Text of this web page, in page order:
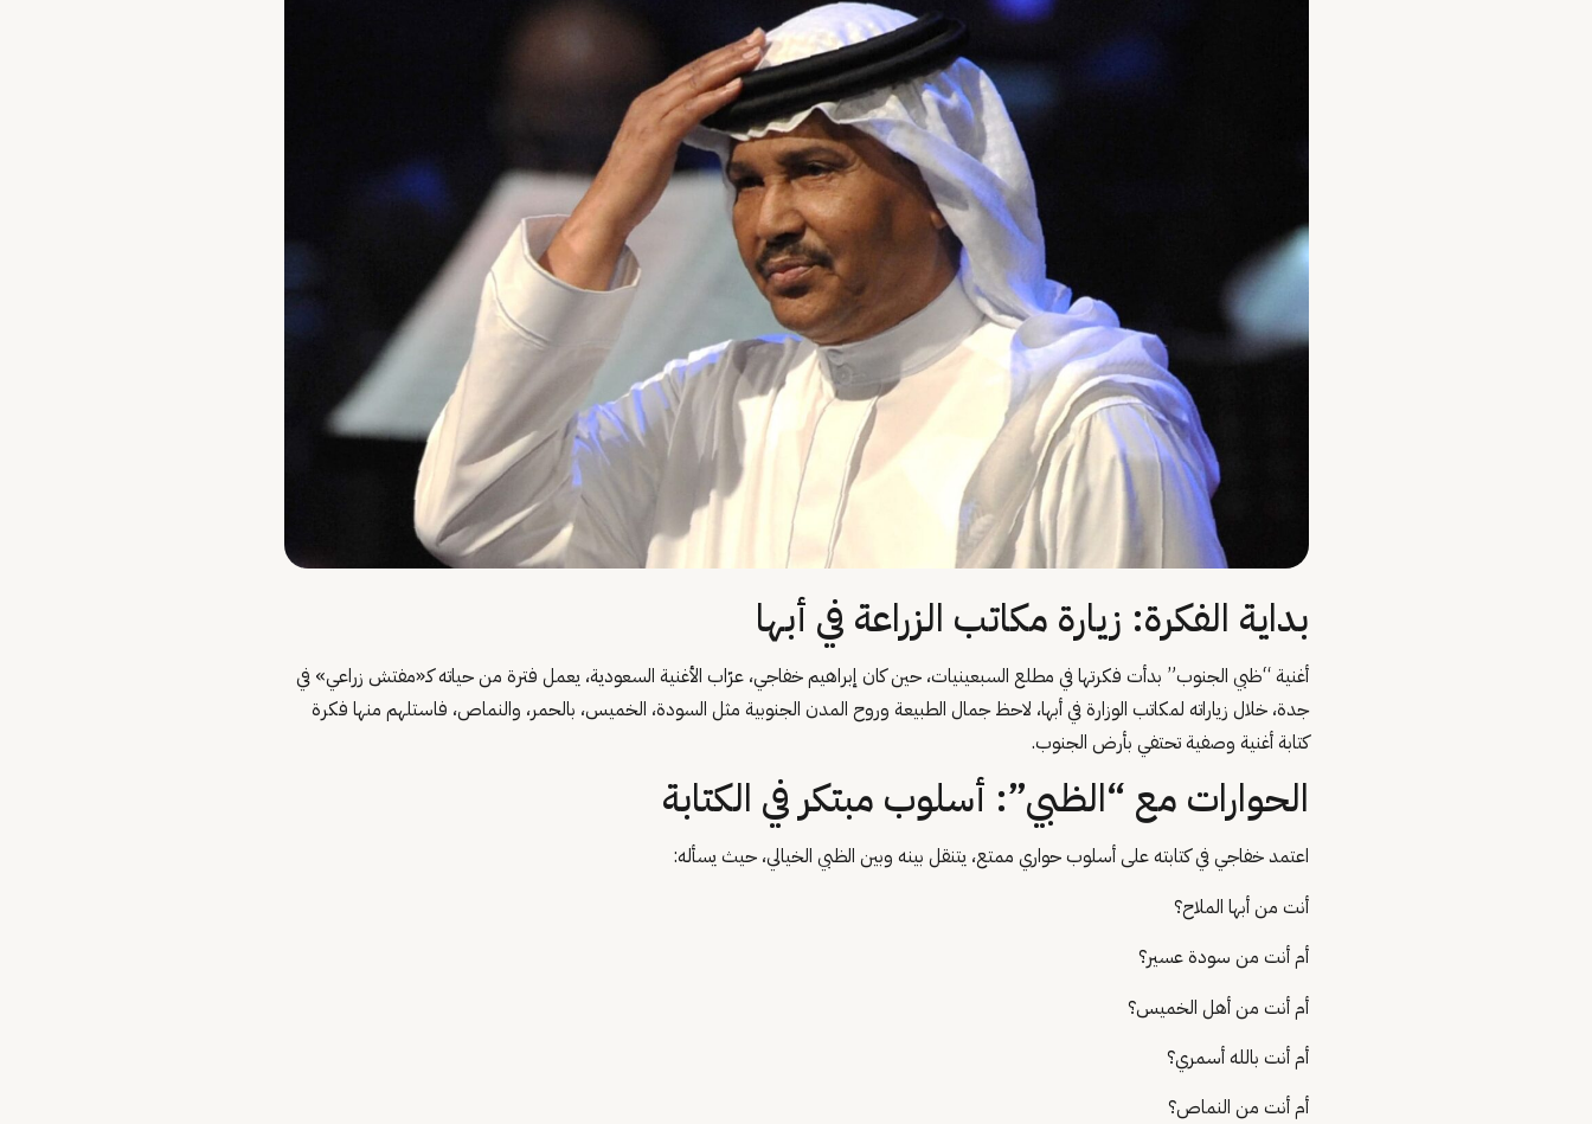
بداية الفكرة: زيارة مكاتب الزراعة في أبها
أغنية “ظبي الجنوب” بدأت فكرتها في مطلع السبعينيات، حين كان إبراهيم خفاجي، عرّاب الأغنية السعودية، يعمل فترة من حياته كـ«مفتش زراعي» في
جدة، خلال زياراته لمكاتب الوزارة في أبها، لاحظ جمال الطبيعة وروح المدن الجنوبية مثل السودة، الخميس، بالحمر، والنماص، فاستلهم منها فكرة
كتابة أغنية وصفية تحتفي بأرض الجنوب.
الحوارات مع “الظبي”: أسلوب مبتكر في الكتابة
اعتمد خفاجي في كتابته على أسلوب حواري ممتع، يتنقل بينه وبين الظبي الخيالي، حيث يسأله:
أنت من أبها الملاح؟
أم أنت من سودة عسير؟
أم أنت من أهل الخميس؟
أم أنت بالله أسمري؟
أم أنت من النماص؟